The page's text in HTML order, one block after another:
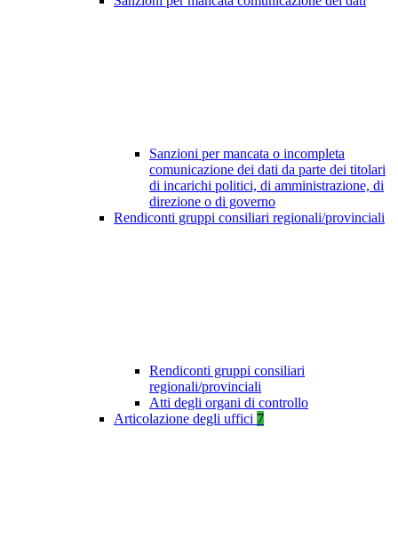
Sanzioni per mancata o incompleta
comunicazione dei dati da parte dei titolari
di incarichi politici, di amministrazione, di
direzione o di governo
Rendiconti gruppi consiliari regionali/provinciali
Rendiconti gruppi consiliari
regionali/provinciali
Atti degli organi di controllo
Articolazione degli uffici 7